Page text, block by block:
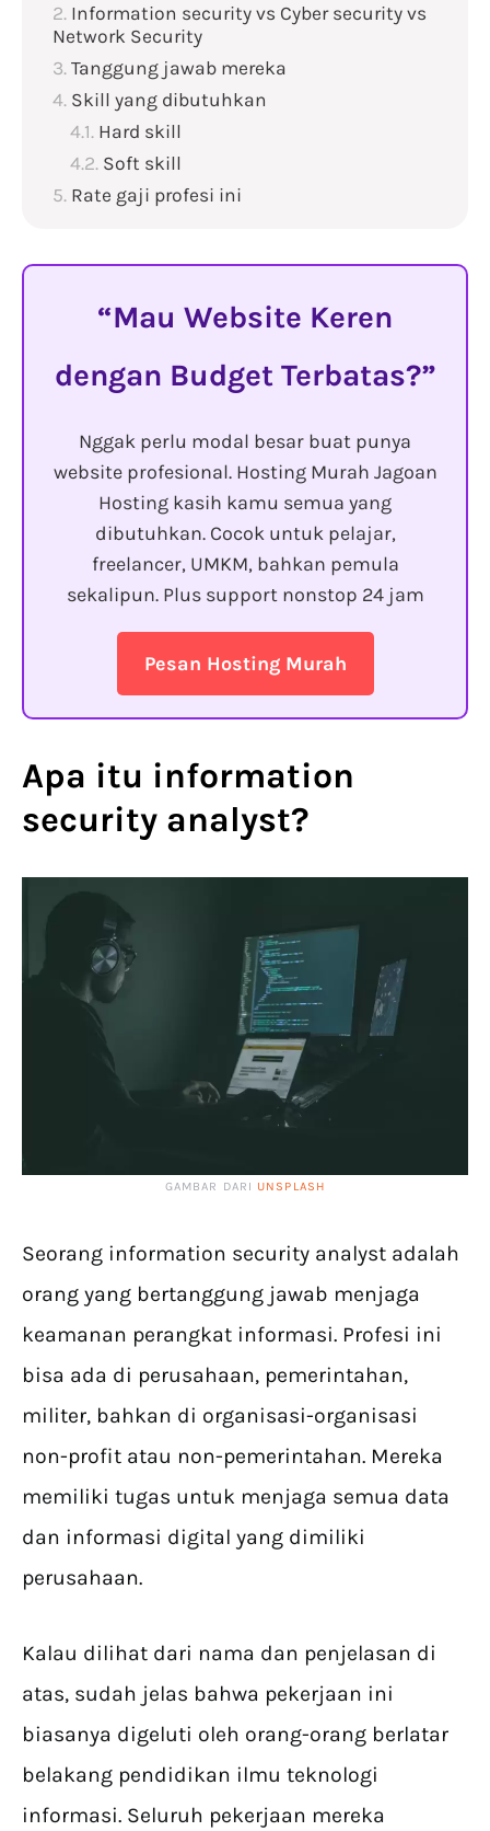
Information security vs Cyber security vs
Network Security
Tanggung jawab mereka
Skill yang dibutuhkan
Hard skill
Soft skill
Rate gaji profesi ini
Mau Website Keren
dengan Budget Terbatas?
Nggak perlu modal besar buat punya
website profesional. Hosting Murah Jagoan
Hosting kasih kamu semua yang
dibutuhkan. Cocok untuk pelajar,
freelancer, UMKM, bahkan pemula
sekalipun. Plus support nonstop 24 jam
Pesan Hosting Murah
Apa itu information
security analyst?
GAMBAR DARI UNSPLASH
Seorang information security analyst adalah
orang yang bertanggung jawab menjaga
keamanan perangkat informasi. Profesi ini
bisa ada di perusahaan, pemerintahan,
militer, bahkan di organisasi-organisasi
non-profit atau non-pemerintahan. Mereka
memiliki tugas untuk menjaga semua data
dan informasi digital yang dimiliki
perusahaan.
Kalau dilihat dari nama dan penjelasan di
atas, sudah jelas bahwa pekerjaan ini
biasanya digeluti oleh orang-orang berlatar
belakang pendidikan ilmu teknologi
informasi. Seluruh pekerjaan mereka